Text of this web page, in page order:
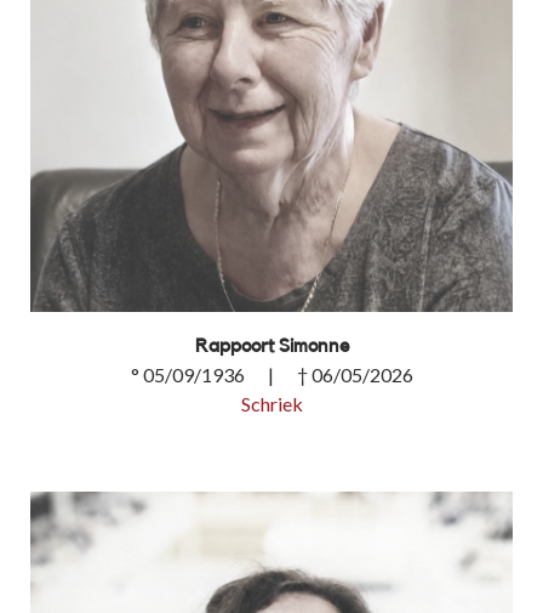
Rappoort Simonne
Rappoort Simonne
° 05/09/1936 | † 06/05/2026
Schriek